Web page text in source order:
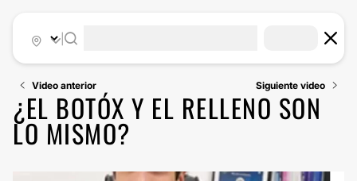
Video anterior Siguiente video
¿EL BOTÓX Y EL RELLENO SON
LO MISMO?